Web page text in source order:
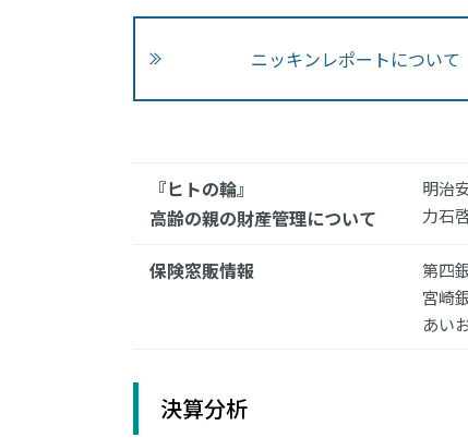
ニッキンレポートについて
『ヒトの輪』
高齢の親の財産管理について
明治
力石
保険窓販情報
第四
宮崎
あい
決算分析